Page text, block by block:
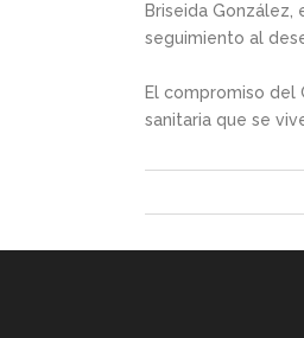
Briseida
seguimiento al
El compromiso del
sanitaria que se